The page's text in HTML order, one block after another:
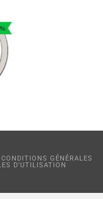
CONDITIONS GÉNÉRALES
D'UTILISATION